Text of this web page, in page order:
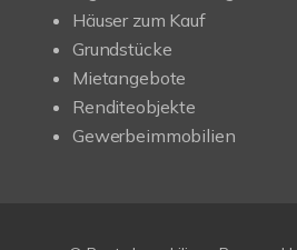
Häuser zum Kauf
Grundstücke
Mietangebote
Renditeobjekte
Gewerbeimmobilien